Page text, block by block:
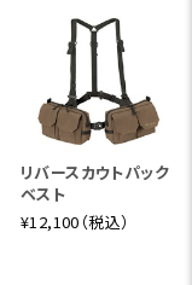
リバースカウトパック
ベスト
¥12,100（税込）